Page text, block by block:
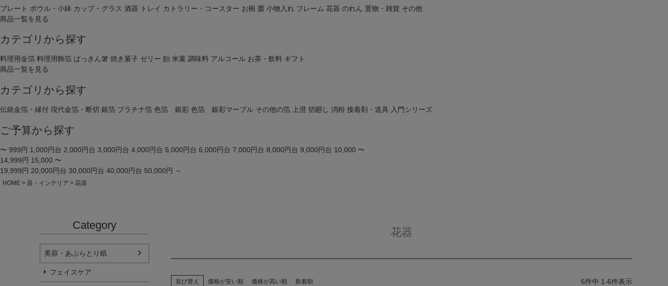
プレート ボウル・小鉢 カップ・グラス 酒器 トレイ カトラリー・コースター お椀 棗 小物入れ フレーム 花器 のれん 置物・雑貨 その他
商品一覧を見る
カテゴリから探す
料理用金箔 料理用飾箔 ぱっきん箸 焼き菓子 ゼリー 飴 米菓 調味料 アルコール お茶・飲料 ギフト
商品一覧を見る
カテゴリから探す
伝統金箔・縁付 現代金箔・断切 銀箔 プラチナ箔 色箔 銀彩 色箔 銀彩マーブル その他の箔 上澄 切廻し 消粉 接着剤・道具 入門シリーズ
ご予算から探す
〜 999円 1,000円台 2,000円台 3,000円台 4,000円台 5,000円台 6,000円台 7,000円台 8,000円台 9,000円台 10,000 〜
14,999円 15,000 〜
19,999円 20,000円台 30,000円台 40,000円台 50,000円 ～
HOME 器・インテリア 花器
Category
美容・あぶらとり紙
フェイスケア
花器
並び替え 価格が安い順 価格が高い順 新着順 6件中 1-6件表示